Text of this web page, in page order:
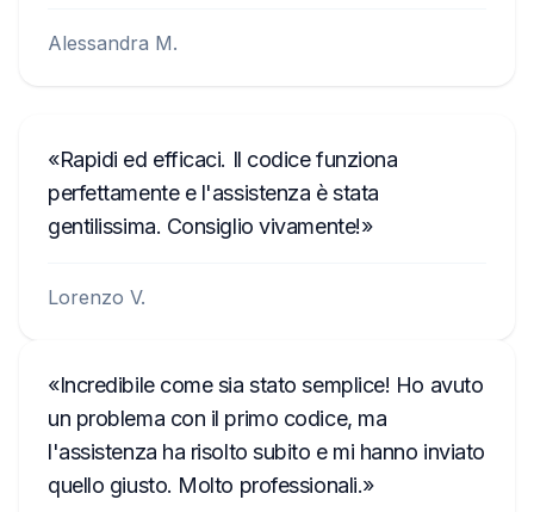
Alessandra M.
Rapidi ed efficaci. Il codice funziona
perfettamente e l'assistenza è stata
gentilissima. Consiglio vivamente!
Lorenzo V.
Incredibile come sia stato semplice! Ho avuto
un problema con il primo codice, ma
l'assistenza ha risolto subito e mi hanno inviato
quello giusto. Molto professionali.